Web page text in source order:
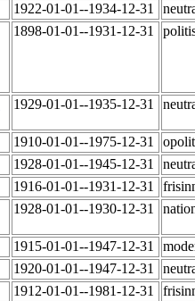
1922-01-01--1934-12-31
1898-01-01--1931-12-31
1929-01-01--1935-12-31
1910-01-01--1975-12-31
1928-01-01--1945-12-31
1916-01-01--1931-12-31
1928-01-01--1930-12-31
1915-01-01--1947-12-31
1920-01-01--1947-12-31
1912-01-01--1981-12-31